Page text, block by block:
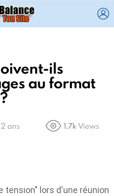
ils
au format
ans 1.7k Views
tension" lors d'une réunion